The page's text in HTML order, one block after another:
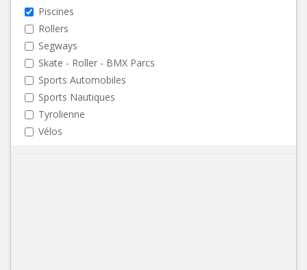
Piscines
Rollers
Segways
Skate - Roller - BMX Parcs
Sports Automobiles
Sports Nautiques
Tyrolienne
Vélos